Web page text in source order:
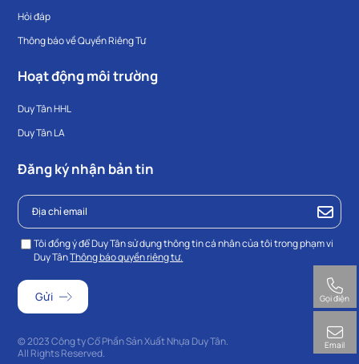
Hỏi đáp
Thông báo về Quyền Riêng Tư
Hoạt động môi trường
Duy Tân HHL
Duy Tân LA
Đăng ký nhận bản tin
Tôi đồng ý để Duy Tân sử dụng thông tin cá nhân của tôi trong phạm vi
Duy TânThông báo quyền riêng tư.
© 2023 Công ty Cổ Phần Sản Xuất Nhựa Duy Tân.
All Rights Reserved.
Gọi điện
Email